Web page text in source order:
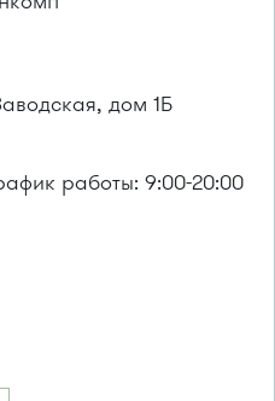
дом 1Б
работы: 9:00-20:00